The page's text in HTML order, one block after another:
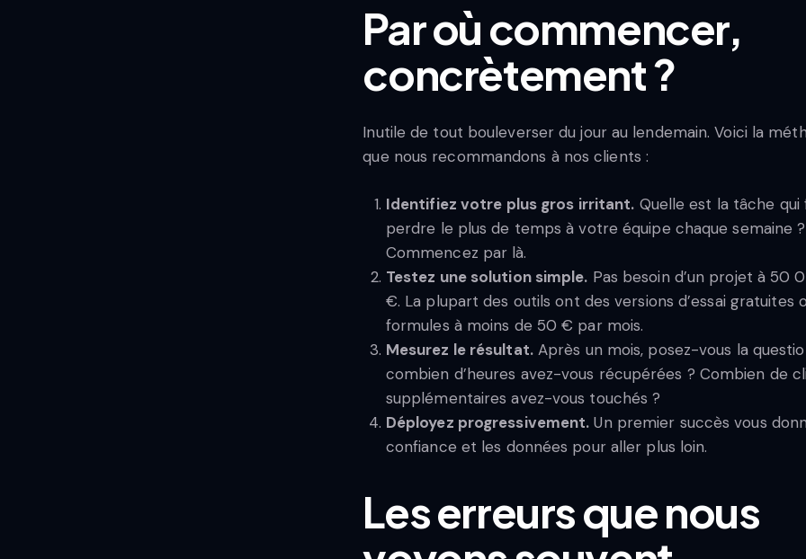
Par où commencer,
concrètement ?
Inutile de tout bouleverser du jour au lendemain. Voici la
que nous recommandons à nos clients :
Identifiez votre plus gros irritant. Quelle est la tâche qui
perdre le plus de temps à votre équipe chaque semaine ?
Commencez par là.
Testez une solution simple. Pas besoin d’un projet à 50
€. La plupart des outils ont des versions d’essai gratuites
formules à moins de 50 € par mois.
Mesurez le résultat.Après un mois, posez-vous la
combien d’heures avez-vous récupérées ? Combien de
supplémentaires avez-vous touchés ?
Déployez progressivement. Un premier succès vous
confiance et les données pour aller plus loin.
Les erreurs que nous